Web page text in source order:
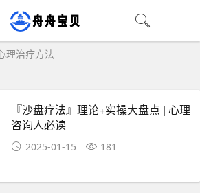
理治疗方法
『沙盘疗法』理论+实操大盘点 | 心理
咨询人必读
2025-01-15 181